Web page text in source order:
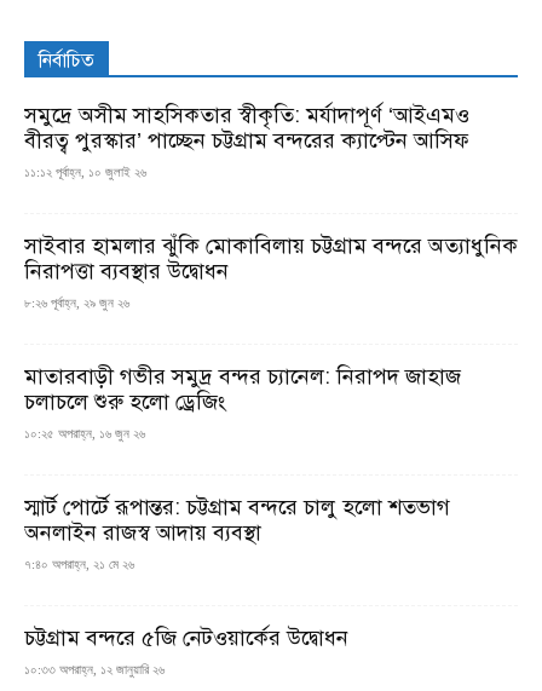
নির্বাচিত
সমুদ্রে অসীম সাহসিকতার স্বীকৃতি: মর্যাদাপূর্ণ ‘আইএমও
বীরত্ব পুরস্কার’ পাচ্ছেন চট্টগ্রাম বন্দরের ক্যাপ্টেন আসিফ
১১:১২ পূর্বাহ্ন, ১০ জুলাই ২৬
সাইবার হামলার ঝুঁকি মোকাবিলায় চট্টগ্রাম বন্দরে অত্যাধুনিক
নিরাপত্তা ব্যবস্থার উদ্বোধন
৮:২৬ পূর্বাহ্ন, ২৯ জুন ২৬
মাতারবাড়ী গভীর সমুদ্র বন্দর চ্যানেল: নিরাপদ জাহাজ
চলাচলে শুরু হলো ড্রেজিং
১০:২৫ অপরাহ্ন, ১৬ জুন ২৬
স্মার্ট পোর্টে রূপান্তর: চট্টগ্রাম বন্দরে চালু হলো শতভাগ
অনলাইন রাজস্ব আদায় ব্যবস্থা
৭:৪০ অপরাহ্ন, ২১ মে ২৬
চট্টগ্রাম বন্দরে ৫জি নেটওয়ার্কের উদ্বোধন
১০:৩৩ অপরাহ্ন, ১২ জানুয়ারি ২৬